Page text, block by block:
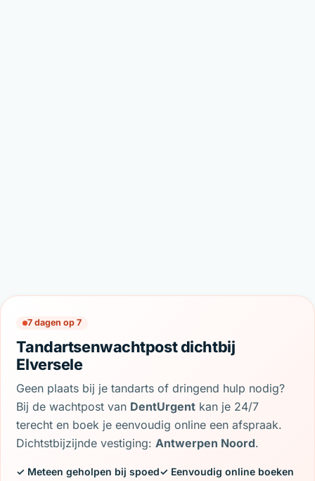
7 dagen op 7
Tandartsenwachtpost dichtbij
Elversele
Geen plaats bij je tandarts of dringend hulp nodig?
Bij de wachtpost van DentUrgent kan je 24/7
terecht en boek je eenvoudig online een afspraak.
Dichtstbijzijnde vestiging:Antwerpen Noord.
✓ Meteen geholpen bij spoed✓ Eenvoudig online boeken